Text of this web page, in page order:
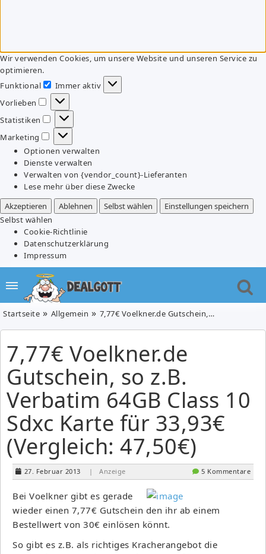
Wir verwenden Cookies, um unsere Website und unseren Service zu
optimieren.
Funktional
Funktional
Immer aktiv
Vorlieben
Vorlieben
Statistiken
Statistiken
Marketing
Marketing
Optionen verwalten
Dienste verwalten
Verwalten von {vendor_count}-Lieferanten
Lese mehr über diese Zwecke
Akzeptieren
Ablehnen Selbst wählen
Einstellungen speichern
Selbst wählen
Cookie-Richtlinie
Datenschutzerklärung
Impressum
Startseite Allgemein 7,77€ Voelkner.de Gutschein, so z.B. Verbatim 64GB Class 10 Sdxc Karte für 33,93€ (Vergleich: 47,50€)
7,77€ Voelkner.de
Gutschein, so z.B.
Verbatim 64GB Class 10
Sdxc Karte für 33,93€
(Vergleich: 47,50€)
27. Februar 2013 | Anzeige 5 Kommentare
Bei Voelkner gibt es gerade
wieder einen 7,77€ Gutschein den ihr ab einem
Bestellwert von 30€ einlösen könnt.
So gibt es z.B. als richtiges Kracherangebot die